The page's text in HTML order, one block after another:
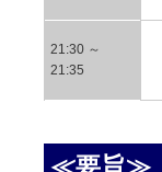
21:30 ～
21:35